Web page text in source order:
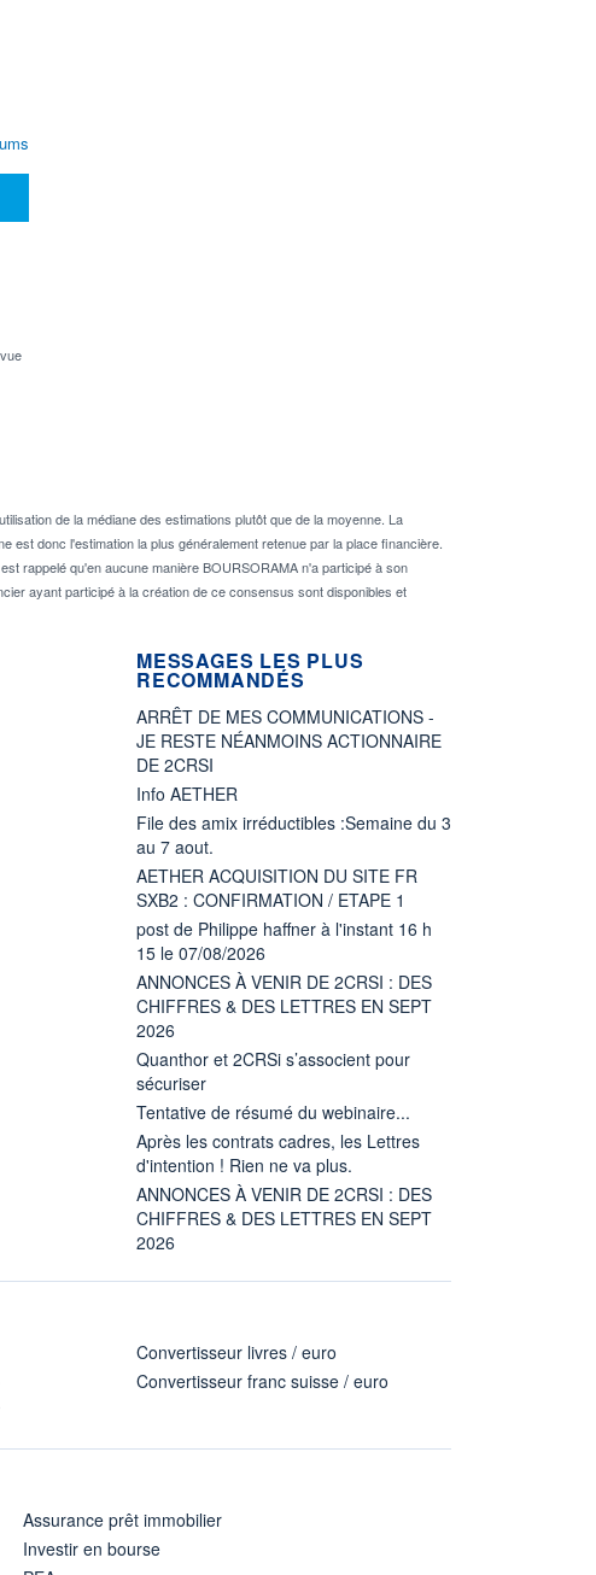
de la médiane des estimations plutôt que de la moyenne. La
est donc l'estimation la plus généralement retenue par la place financière.
rappelé qu'en aucune manière BOURSORAMA n'a participé à son
ayant participé à la création de ce consensus sont disponibles et
MESSAGES LES PLUS
RECOMMANDÉS
ARRÊT DE MES COMMUNICATIONS -
JE RESTE NÉANMOINS ACTIONNAIRE
DE 2CRSI
Info AETHER
File des amix irréductibles :Semaine du 3
au 7 aout.
AETHER ACQUISITION DU SITE FR
SXB2 : CONFIRMATION / ETAPE 1
post de Philippe haffner à l'instant 16 h
15 le 07/08/2026
ANNONCES À VENIR DE 2CRSI : DES
CHIFFRES & DES LETTRES EN SEPT
2026
Quanthor et 2CRSi s’associent pour
sécuriser
Tentative de résumé du webinaire...
Après les contrats cadres, les Lettres
d'intention ! Rien ne va plus.
ANNONCES À VENIR DE 2CRSI : DES
CHIFFRES & DES LETTRES EN SEPT
2026
Convertisseur livres / euro
Convertisseur franc suisse / euro
Assurance prêt immobilier
Investir en bourse